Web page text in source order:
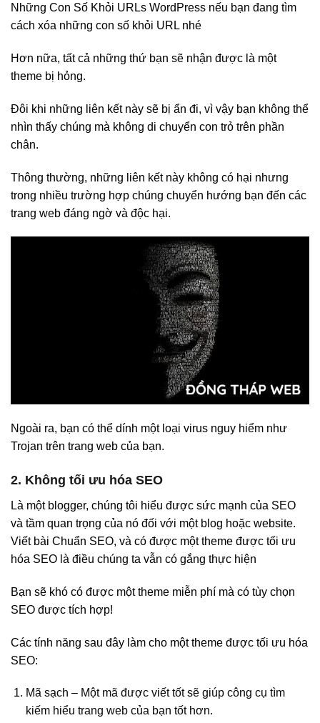
Những Con Số Khỏi URLs WordPress nếu bạn đang tìm
cách xóa những con số khỏi URL nhé
Hơn nữa, tất cả những thứ bạn sẽ nhận được là một
theme bị hỏng.
Đôi khi những liên kết này sẽ bị ẩn đi, vì vậy bạn không thể
nhìn thấy chúng mà không di chuyển con trỏ trên phần
chân.
Thông thường, những liên kết này không có hại nhưng
trong nhiều trường hợp chúng chuyển hướng bạn đến các
trang web đáng ngờ và độc hại.
Ngoài ra, bạn có thể dính một loại virus nguy hiểm như
Trojan trên trang web của bạn.
2. Không tối ưu hóa SEO
Là một blogger, chúng tôi hiểu được sức mạnh của SEO
và tầm quan trọng của nó đối với một blog hoặc website.
Viết bài Chuẩn SEO, và có được một theme được tối ưu
hóa SEO là điều chúng ta vẫn có gắng thực hiện
Bạn sẽ khó có được một theme miễn phí mà có tùy chọn
SEO được tích hợp!
Các tính năng sau đây làm cho một theme được tối ưu hóa
SEO:
Mã sạch – Một mã được viết tốt sẽ giúp công cụ tìm
kiếm hiểu trang web của bạn tốt hơn.